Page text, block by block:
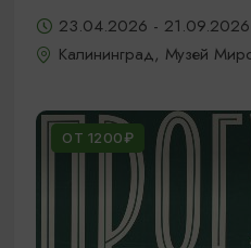
23.04.2026 - 21.09.2026
Калининград, Музей
ОТ 1200₽